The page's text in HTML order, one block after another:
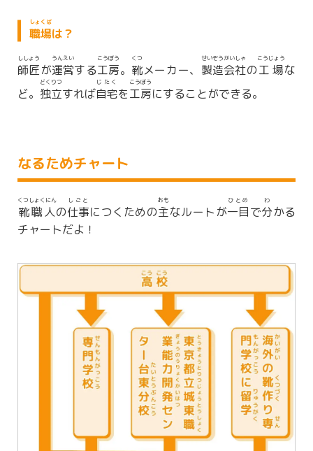
職場
しょくば
は？
師匠
ししょう
が運営
うんえい
する工房
こうぼう
。 靴
くつ
メーカー、 製造
せいぞう
会社
がいしゃ
の工場
こうじょう
な
ど。 独立
どくりつ
すれば自宅
じたく
を工房
こうぼう
にすることができる。
なるためチャート
靴職人
くつしょくにん
の仕事
しごと
につくための主
おも
なルートが一目
ひとめ
で分
わ
かる
チャートだよ！